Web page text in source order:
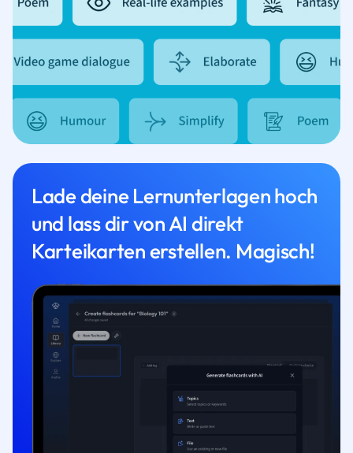
Lade deine Lernunterlagen hoch
und lass dir von AI direkt
Karteikarten erstellen. Magisch!